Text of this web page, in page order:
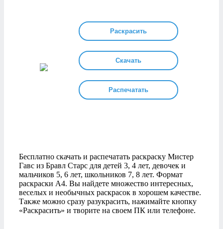
Раскрасить
Скачать
Распечатать
Бесплатно скачать и распечатать раскраску Мистер
Гавс из Бравл Старс для детей 3, 4 лет, девочек и
мальчиков 5, 6 лет, школьников 7, 8 лет. Формат
раскраски А4. Вы найдете множество интересных,
веселых и необычных раскрасок в хорошем качестве.
Также можно сразу разукрасить, нажимайте кнопку
«Раскрасить» и творите на своем ПК или телефоне.